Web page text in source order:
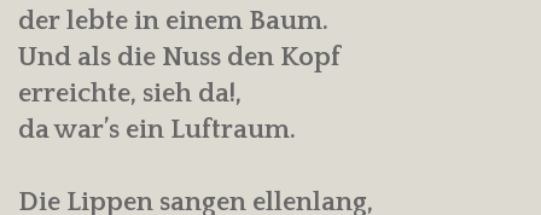
der lebte in einem Baum.
Und als die Nuss den Kopf
erreichte, sieh da!,
da war’s ein Luftraum.
Die Lippen sangen ellenlang,